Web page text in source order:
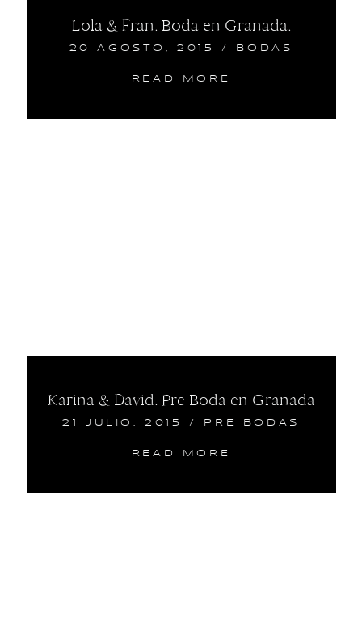
Lola & Fran. Boda en Granada.
20 AGOSTO, 2015 / BODAS
READ MORE
Karina & David. Pre Boda en Granada
21 JULIO, 2015 / PRE BODAS
READ MORE